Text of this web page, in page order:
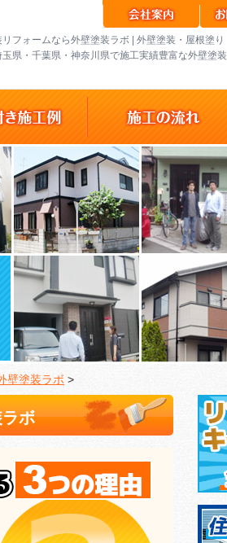
フォームなら外壁塗装ラボ | 外壁塗装・屋根塗り
県・千葉県・神奈川県で施工実績豊富な外壁塗装
壁塗装ラボ >
ボ